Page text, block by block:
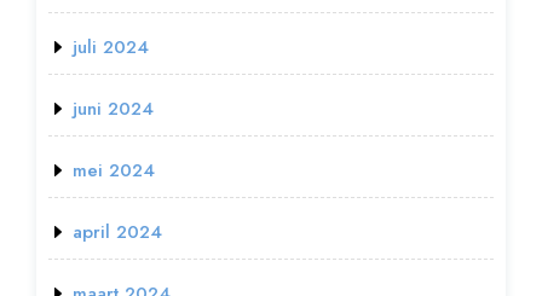
juli 2024
juni 2024
mei 2024
april 2024